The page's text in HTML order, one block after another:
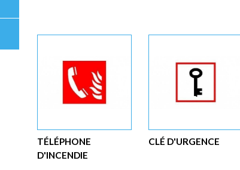
TÉLÉPHONE
D'INCENDIE
CLÉ D'URGENCE